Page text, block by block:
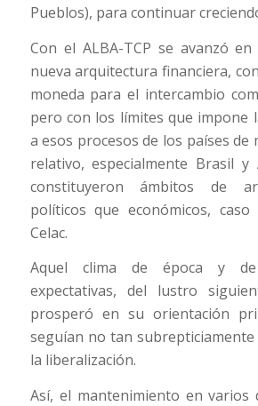
Pueblos), para continuar
Con el ALBA-TCP se avanzó
nueva arquitectura financiera,
moneda para el intercambio
pero con los límites que impone
a esos procesos de los países de
relativo, especialmente Brasil y
constituyeron ámbitos de
políticos que económicos,
Celac.
Aquel clima de época y de
expectativas, del lustro
prosperó en su orientación
seguían no tan
la liberalización.
Así, el mantenimiento en varios